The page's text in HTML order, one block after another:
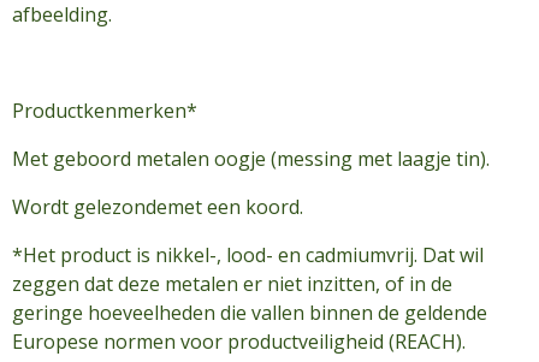
afbeelding.
Productkenmerken*
Met geboord metalen oogje (messing met laagje tin).
Wordt gelezondemet een koord.
*Het product is nikkel-, lood- en cadmiumvrij. Dat wil
zeggen dat deze metalen er niet inzitten, of in de
geringe hoeveelheden die vallen binnen de geldende
Europese normen voor productveiligheid (REACH).